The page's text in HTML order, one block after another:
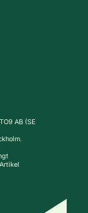
AB (SE